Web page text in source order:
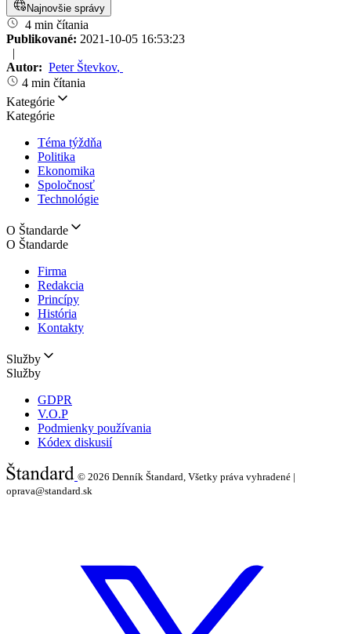
Najnovšie správy
4 min čítania
Publikované: 2021-10-05 16:53:23
|
Autor: Peter Števkov,
4 min čítania
Kategórie
Kategórie
Téma týždňa
Politika
Ekonomika
Spoločnosť
Technológie
O Štandarde
O Štandarde
Firma
Redakcia
Princípy
História
Kontakty
Služby
Služby
GDPR
V.O.P
Podmienky používania
Kódex diskusií
© 2026 Denník Štandard, Všetky práva vyhradené |
oprava@standard.sk